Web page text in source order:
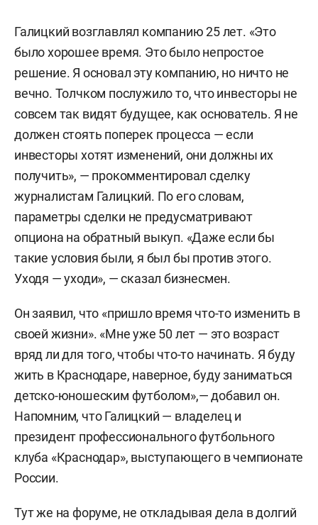
Галицкий возглавлял компанию 25 лет. «Это
было хорошее время. Это было непростое
решение. Я основал эту компанию, но ничто не
вечно. Толчком послужило то, что инвесторы не
совсем так видят будущее, как основатель. Я не
должен стоять поперек процесса — если
инвесторы хотят изменений, они должны их
получить», — прокомментировал сделку
журналистам Галицкий. По его словам,
параметры сделки не предусматривают
опциона на обратный выкуп. «Даже если бы
такие условия были, я был бы против этого.
Уходя — уходи», — сказал бизнесмен.
Он заявил, что «пришло время что-то изменить в
своей жизни». «Мне уже 50 лет — это возраст
вряд ли для того, чтобы что-то начинать. Я буду
жить в Краснодаре, наверное, буду заниматься
детско-юношеским футболом»,— добавил он.
Напомним, что Галицкий — владелец и
президент профессионального футбольного
клуба «Краснодар», выступающего в чемпионате
России.
Тут же на форуме, не откладывая дела в долгий